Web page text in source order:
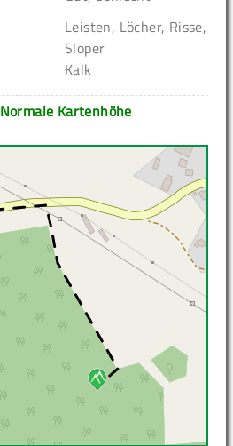
Leisten, Löcher, Risse,
Sloper
Kalk
Normale Kartenhöhe